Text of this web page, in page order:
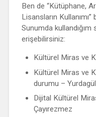
Ben de “Kütüphane,
Lisansların Kullanımı”
Sunumda kullandığım
erişebilirsiniz:
Kültürel Miras ve
Kültürel Miras ve
durumu –
Dijital Kültürel
Çayırezmez